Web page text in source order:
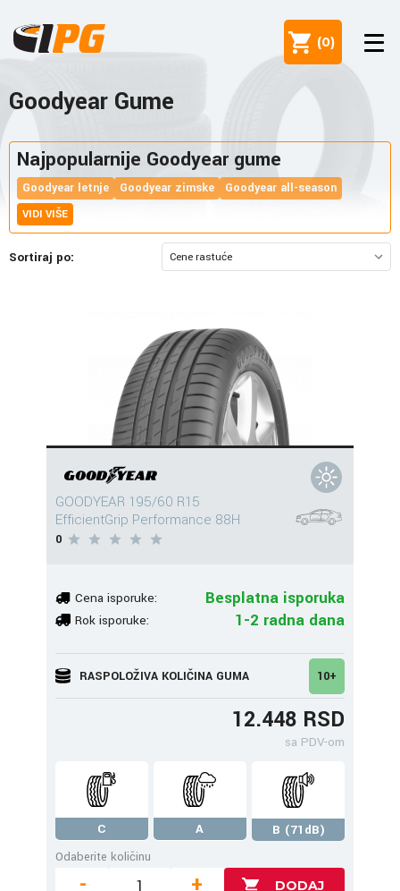
(0)
Goodyear Gume
Najpopularnije Goodyear gume
Goodyear letnje Goodyear zimske Goodyear all-season
VIDI VIŠE
Sortiraj po:
GOODYEAR 195/60 R15
EfficientGrip Performance 88H
0
Cena isporuke: Besplatna isporuka
Rok isporuke: 1-2 radna dana
RASPOLOŽIVA KOLIČINA GUMA 10+
12.448 RSD
sa PDV-om
C A
B (71dB)
Odaberite količinu